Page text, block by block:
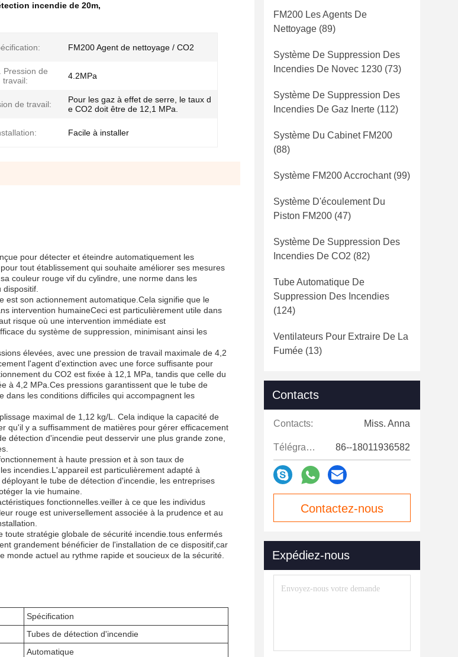
incendie de 20m,
FM200 Agent de nettoyage / CO2
Pression de
travail:
4.2MPa
de travail:
Pour les gaz à effet de serre, le taux d
e CO2 doit être de 12,1 MPa.
Facile à installer
pour détecter et éteindre automatiquement les
tout établissement qui souhaite améliorer ses mesures
couleur rouge vif du cylindre, une norme dans les
est son actionnement automatique.Cela signifie que le
intervention humaineCeci est particulièrement utile dans
risque où une intervention immédiate est
du système de suppression, minimisant ainsi les
élevées, avec une pression de travail maximale de 4,2
l'agent d'extinction avec une force suffisante pour
du CO2 est fixée à 12,1 MPa, tandis que celle du
à 4,2 MPa.Ces pressions garantissent que le tube de
les conditions difficiles qui accompagnent les
maximal de 1,12 kg/L. Cela indique la capacité de
qu'il y a suffisamment de matières pour gérer efficacement
détection d'incendie peut desservir une plus grande zone,
à haute pression et à son taux de
incendies.L'appareil est particulièrement adapté à
le tube de détection d'incendie, les entreprises
la vie humaine.
fonctionnelles.veiller à ce que les individus
rouge est universellement associée à la prudence et au
stratégie globale de sécurité incendie.tous enfermés
grandement bénéficier de l'installation de ce dispositif,car
actuel au rythme rapide et soucieux de la sécurité.
Spécification
Tubes de détection d'incendie
Automatique
FM200 Les Agents De
Nettoyage (89)
Système De Suppression Des
Incendies De Novec 1230 (73)
Système De Suppression Des
Incendies De Gaz Inerte (112)
Système Du Cabinet FM200
(88)
Système FM200 Accrochant(99)
Système D'écoulement Du
Piston FM200 (47)
Système De Suppression Des
Incendies De CO2 (82)
Tube Automatique De
Suppression Des Incendies
(124)
Ventilateurs Pour Extraire De La
Fumée (13)
Contacts
Contacts: Miss. Anna
Télégramme: 86--18011936582
Contactez-nous
Expédiez-nous